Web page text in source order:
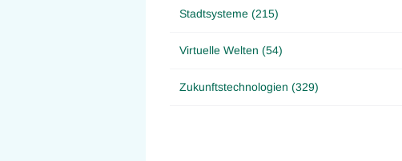
Stadtsysteme (215)
Virtuelle Welten (54)
Zukunftstechnologien (329)